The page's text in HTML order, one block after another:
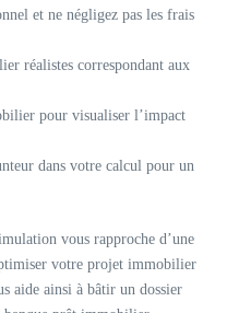
et ne négligez pas les frais
réalistes correspondant aux
pour visualiser l’impact
dans votre calcul pour un
vous rapproche d’une
votre projet immobilier
aide ainsi à bâtir un dossier